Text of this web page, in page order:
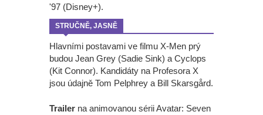
'97 (Disney+).
STRUČNĚ, JASNĚ
Hlavními postavami ve filmu X-Men prý
budou Jean Grey (Sadie Sink) a Cyclops
(Kit Connor). Kandidáty na Profesora X
jsou údajně Tom Pelphrey a Bill Skarsgård.
Trailer na animovanou sérii Avatar: Seven